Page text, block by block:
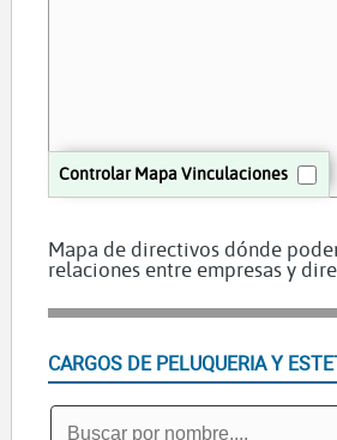
Controlar Mapa Vinculaciones
Mapa de directivos dónde
relaciones entre empresas y
CARGOS DE PELUQUERIA Y